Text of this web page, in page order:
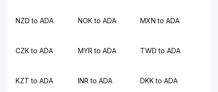
NZD to ADA NOK to ADA MXN to ADA
CZK to ADA MYR to ADA TWD to ADA
KZT to ADA INR to ADA DKK to ADA